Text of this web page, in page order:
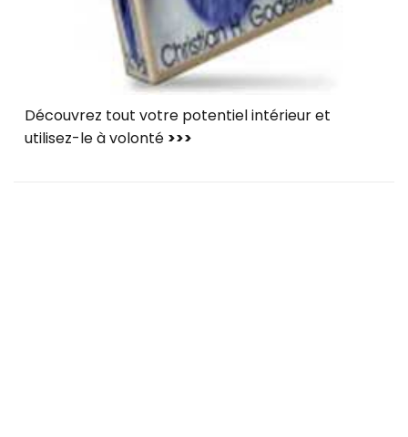
Découvrez tout votre potentiel intérieur et
utilisez-le à volonté >>>